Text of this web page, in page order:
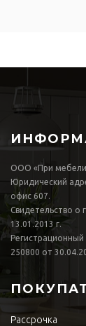
ООО «При
Юридический
офис 607.
Свидетельство о
13.01.2013 г.
Регистрационный
250800 от
Рассрочка